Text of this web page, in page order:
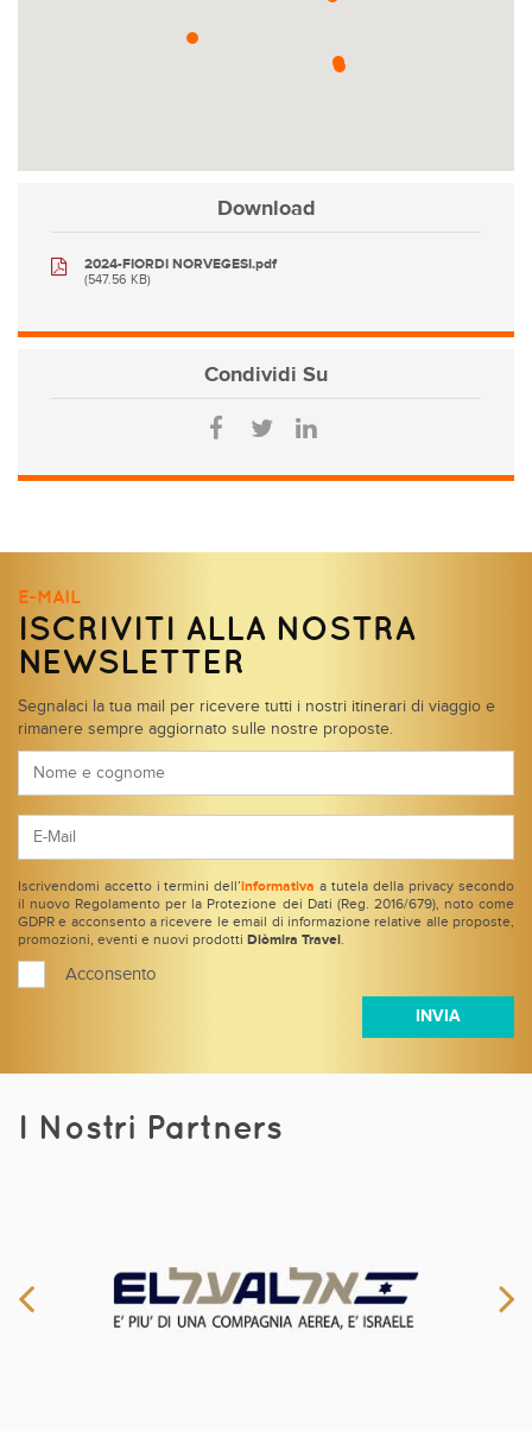
Download
2024-FIORDI NORVEGESI.pdf
(547.56 KB)
Condividi Su
E-MAIL
ISCRIVITI ALLA NOSTRA
NEWSLETTER
Segnalaci la tua mail per ricevere tutti i nostri itinerari di viaggio e
rimanere sempre aggiornato sulle nostre proposte.
Iscrivendomi accetto i termini dell’ informativa a tutela della privacy secondo
il nuovo Regolamento per la Protezione dei Dati (Reg. 2016/679), noto come
GDPR e acconsento a ricevere le email di informazione relative alle proposte,
promozioni, eventi e nuovi prodotti Diòmira Travel .
Acconsento
I Nostri Partners